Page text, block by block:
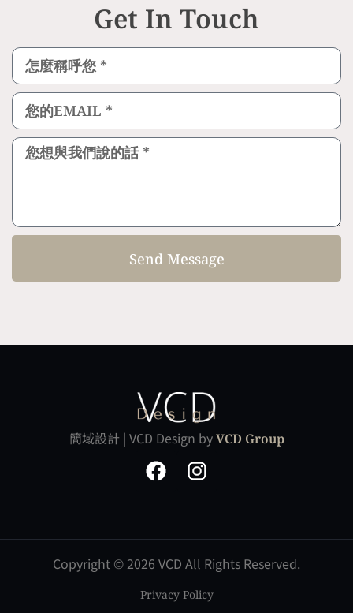
Get In Touch
Send Message
簡域設計 | VCD Design byVCD Group
Copyright © 2026 VCD All Rights Reserved.
Privacy Policy